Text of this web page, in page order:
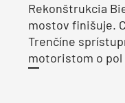
Rekonštrukcia
mostov finišuje.
Trenčíne
motoristom o pol